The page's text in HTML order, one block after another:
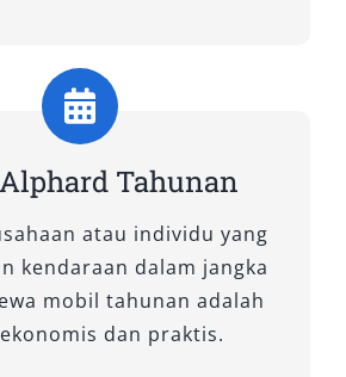
varian terbaru yang
efisiensi bahan bakar berkat
Dilengkapi dengan CVT
Transmission),
pengalaman
halus dan responsif. Warna
hitam mutiara atau putih
kesan elegan yang sangat
Tahunan
atau individu yang
kendaraan dalam jangka
mobil tahunan adalah
dan praktis.